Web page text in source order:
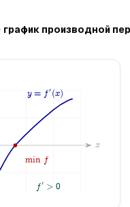
график производной